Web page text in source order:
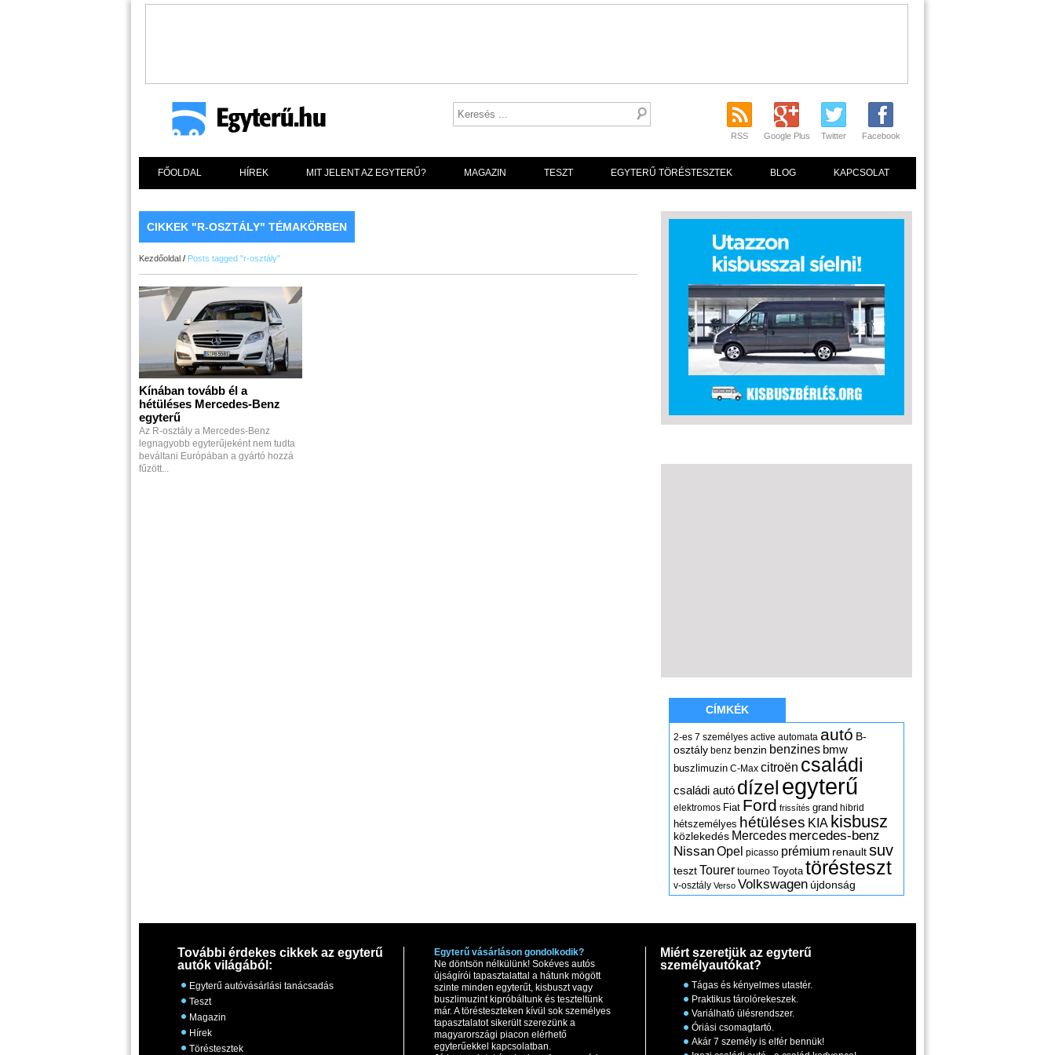
RSS Google Plus Twitter Facebook
FŐOLDAL HÍREK MIT JELENT AZ EGYTERŰ? MAGAZIN TESZT EGYTERŰ TÖRÉSTESZTEK BLOG KAPCSOLAT
CIKKEK "R-OSZTÁLY" TÉMAKÖRBEN
Kezdőoldal / Posts tagged "r-osztály"
Kínában tovább él a
hétüléses Mercedes-Benz
egyterű
Az R-osztály a Mercedes-Benz
legnagyobb egyterűjeként nem tudta
beváltani Európában a gyártó hozzá
fűzött...
CÍMKÉK
2-es 7 személyes active automata autó B-
osztály benz benzin benzines bmw
buszlimuzin C-Max citroën családi
családi autó dízel egyterű
elektromos Fiat Ford frissítés grand hibrid
hétszemélyes hétüléses KIA kisbusz
közlekedés Mercedes mercedes-benz
NissanOpel picasso prémium renaultsuv
tesztTourer tourneo Toyota törésteszt
v-osztály Verso Volkswagen újdonság
További érdekes cikkek az egyterű
autók világából:
Egyterű autóvásárlási tanácsadás
Teszt
Magazin
Hírek
Töréstesztek
Egyterű vásárláson gondolkodik?
Ne döntsön nélkülünk! Sokéves autós
újságírói tapasztalattal a hátunk mögött
szinte minden egyterűt, kisbuszt vagy
buszlimuzint kipróbáltunk és teszteltünk
már. A törésteszteken kívül sok személyes
tapasztalatot sikerült szerezünk a
magyarországi piacon elérhető
egyterűekkel kapcsolatban.
Miért szeretjük az egyterű
személyautókat?
Tágas és kényelmes utastér.
Praktikus tárolórekeszek.
Variálható ülésrendszer.
Óriási csomagtartó.
Akár 7 személy is elfér bennük!